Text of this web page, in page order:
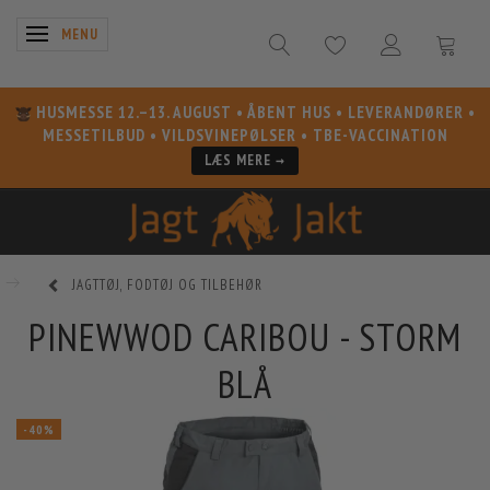
SKIFTE NAVIGATION
MENU
HUSMESSE 12.–13. AUGUST • ÅBENT HUS • LEVERANDØRER •
MESSETILBUD • VILDSVINEPØLSER • TBE-VACCINATION
LÆS MERE →
JAGTTØJ, FODTØJ OG TILBEHØR
PINEWWOD CARIBOU - STORM
BLÅ
-40%